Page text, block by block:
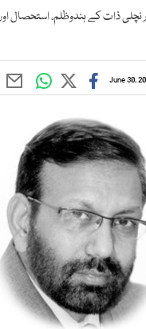
نچلی ذات کے ہندوظلم، استحصال
June 30,